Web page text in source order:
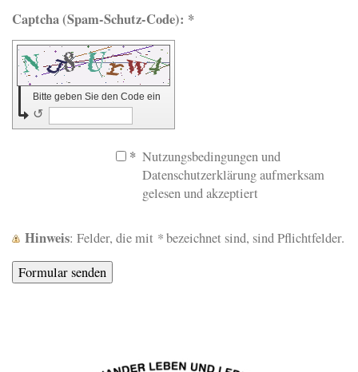
Captcha (Spam-Schutz-Code): *
Bitte geben Sie den Code ein
↺
* Nutzungsbedingungen und
Datenschutzerklärung aufmerksam
gelesen und akzeptiert
Hinweis : Felder, die mit *bezeichnet sind, sind Pflichtfelder.